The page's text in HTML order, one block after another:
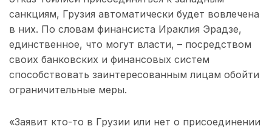
санкциям, Грузия автоматически будет вовлечена
в них. По словам финансиста Ираклия Эрадзе,
единственное, что могут власти, – посредством
своих банковских и финансовых систем
способствовать заинтересованным лицам обойти
ограничительные меры.
«Заявит кто-то в Грузии или нет о присоединении